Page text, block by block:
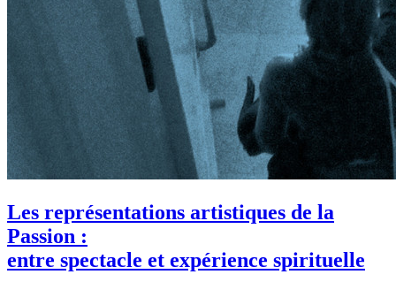
Les représentations artistiques de la
Passion :
entre spectacle et expérience spirituelle